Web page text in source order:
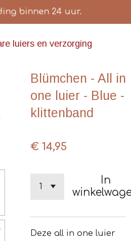
luiers en verzorging
binnen 24 uur.
Blümchen - All in
one luier - Blue -
klittenband
€ 14,95
In
Deze all in one luier